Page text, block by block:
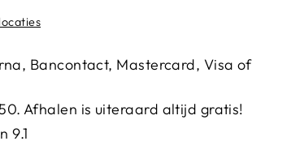
Bancontact, Mastercard, Visa of
Afhalen is uiteraard altijd gratis!
9.1